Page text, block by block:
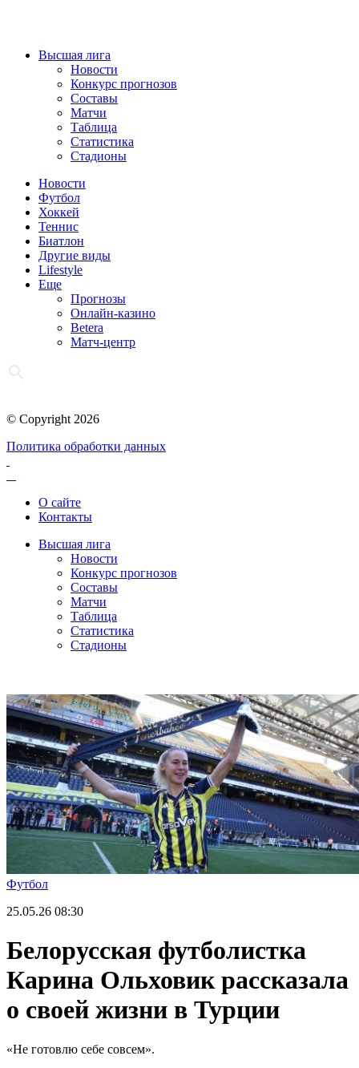
Высшая лига
Новости
Конкурс прогнозов
Составы
Матчи
Таблица
Статистика
Стадионы
Новости
Футбол
Хоккей
Теннис
Биатлон
Другие виды
Lifestyle
Еще
Прогнозы
Онлайн-казино
Betera
Матч-центр
© Copyright 2026
Политика обработки данных
О сайте
Контакты
Высшая лига
Новости
Конкурс прогнозов
Составы
Матчи
Таблица
Статистика
Стадионы
Футбол
25.05.26 08:30
Белорусская футболистка
Карина Ольховик рассказала
о своей жизни в Турции
«Не готовлю себе совсем».